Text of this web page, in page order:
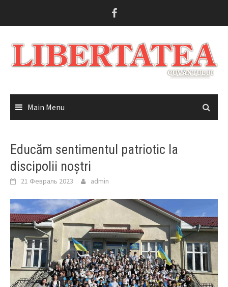
Main Menu
Educăm sentimentul patriotic la
discipolii noștri
21 Февраль 2023 admin